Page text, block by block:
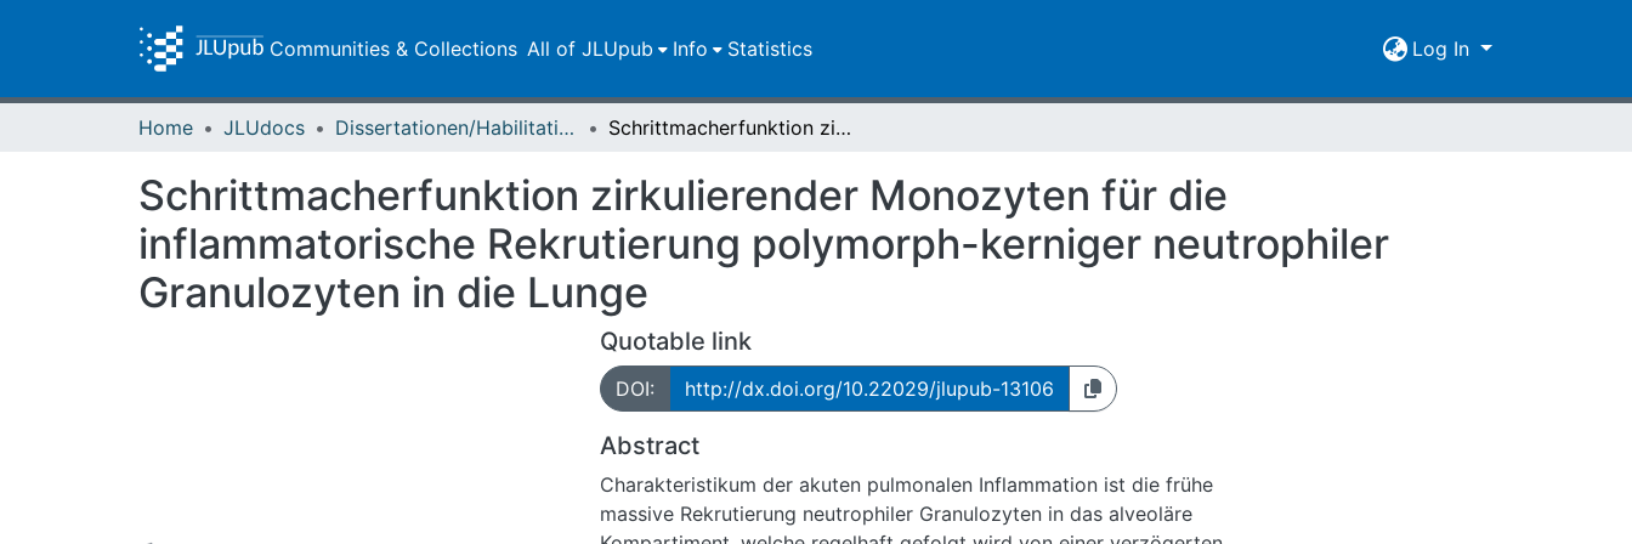
Communities & Collections All of JLUpub Info Statistics Log In
Home JLUdocs Dissertationen/Habilitationen Schrittmacherfunktion zirkulierender Monozyten für die inflammatorische Rekrutierung polymorph-kerniger neutrophiler Granulozyten in die Lunge
Schrittmacherfunktion zirkulierender Monozyten für die
inflammatorische Rekrutierung polymorph-kerniger neutrophiler
Granulozyten in die Lunge
Quotable link
DOI: http://dx.doi.org/10.22029/jlupub-13106
Abstract
Charakteristikum der akuten pulmonalen Inflammation ist die frühe
massive Rekrutierung neutrophiler Granulozyten in das alveoläre